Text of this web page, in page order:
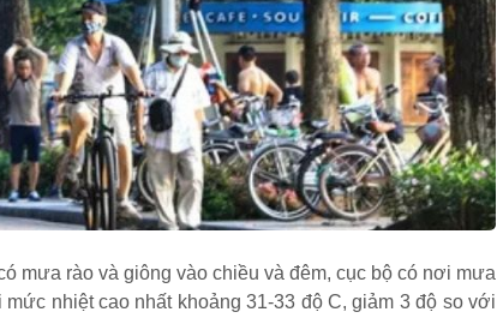
mưa rào và giông vào chiều và đêm, cục bộ có nơi mưa
nhiệt cao nhất khoảng 31-33 độ C, giảm 3 độ so với